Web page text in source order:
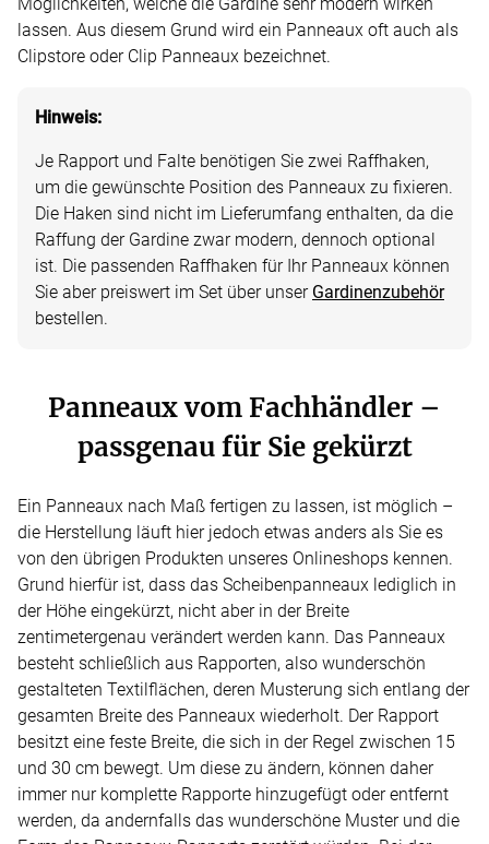
lassen. Aus diesem Grund wird ein Panneaux oft auch als
Clipstore oder Clip Panneaux bezeichnet.
Hinweis:
Je Rapport und Falte benötigen Sie zwei Raffhaken,
um die gewünschte Position des Panneaux zu fixieren.
Die Haken sind nicht im Lieferumfang enthalten, da die
Raffung der Gardine zwar modern, dennoch optional
ist. Die passenden Raffhaken für Ihr Panneaux können
Sie aber preiswert im Set über unser Gardinenzubehör
bestellen.
Panneaux vom Fachhändler –
passgenau für Sie gekürzt
Ein Panneaux nach Maß fertigen zu lassen, ist möglich –
die Herstellung läuft hier jedoch etwas anders als Sie es
von den übrigen Produkten unseres Onlineshops kennen.
Grund hierfür ist, dass das Scheibenpanneaux lediglich in
der Höhe eingekürzt, nicht aber in der Breite
zentimetergenau verändert werden kann. Das Panneaux
besteht schließlich aus Rapporten, also wunderschön
gestalteten Textilflächen, deren Musterung sich entlang der
gesamten Breite des Panneaux wiederholt. Der Rapport
besitzt eine feste Breite, die sich in der Regel zwischen 15
und 30 cm bewegt. Um diese zu ändern, können daher
immer nur komplette Rapporte hinzugefügt oder entfernt
werden, da andernfalls das wunderschöne Muster und die